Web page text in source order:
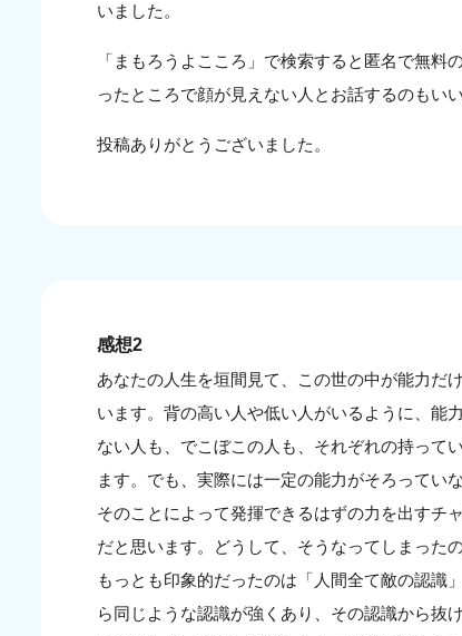
いました。
「まもろうよこころ」で検索すると匿名で無
ったところで顔が見えない人とお話するのもい
投稿ありがとうございました。
感想2
あなたの人生を垣間見て、この世の中が能力だ
います。背の高い人や低い人がいるように、能
ない人も、でこぼこの人も、それぞれの持って
ます。でも、実際には一定の能力がそろってい
そのことによって発揮できるはずの力を出すチ
だと思います。どうして、そうなってしまった
もっとも印象的だったのは「人間全て敵の認識
ら同じような認識が強くあり、その認識から抜